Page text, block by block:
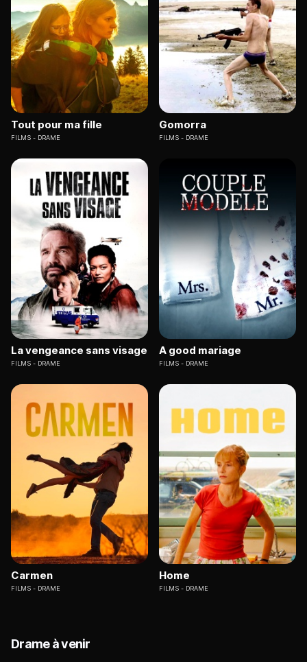
Tout pour ma fille
FILMS DRAME
Gomorra
FILMS DRAME
La vengeance sans visage
FILMS DRAME
A good mariage
FILMS DRAME
Carmen
FILMS DRAME
Home
FILMS DRAME
Drame à venir